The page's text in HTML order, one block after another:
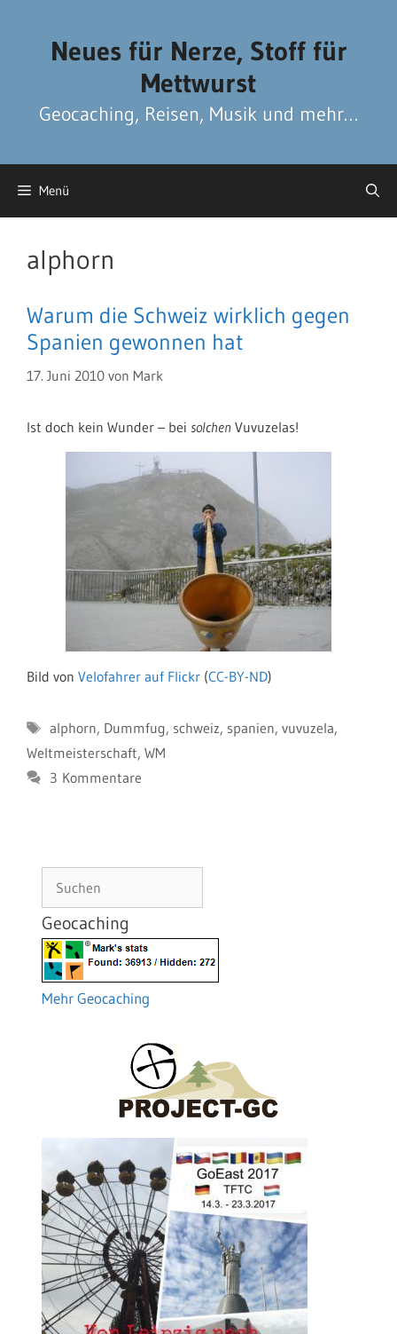
Neues für Nerze, Stoff für
Mettwurst
Geocaching, Reisen, Musik und mehr…
Menü
alphorn
Warum die Schweiz wirklich gegen
Spanien gewonnen hat
17. Juni 2010 von Mark
Ist doch kein Wunder – bei solchen Vuvuzelas!
Bild von Velofahrer auf Flickr (CC-BY-ND)
Schlagwörter
alphorn, Dummfug, schweiz, spanien, vuvuzela,
Weltmeisterschaft, WM
3 Kommentare
Geocaching
Mehr Geocaching